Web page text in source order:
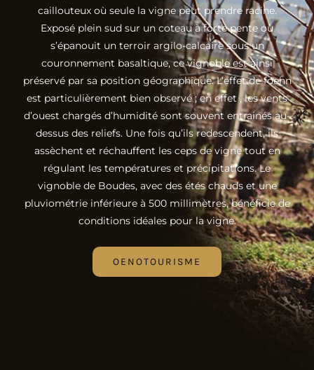
caillouteux où seule la vigne peut prendre racine.
Exposé plein sud sur un coteau à forte pente où
s’épanouit un terroir argilo-calcaire sous un
couronnement basaltique, ce vignoble est ainsi
préservé par sa position géographique. L’effet de foehn
est particulièrement bien observé ; en effet , les vents
d’ouest chargés d’humidité sont souvent entrainés au-
dessus des reliefs. Une fois qu’ils redescendent, ils
assèchent et réchauffent les ceps de vigne tout en
régulant les températures et précipitations. Le
vignoble de Boudes, avec des étés chauds et une
pluviométrie inférieure à 500 millimètres, bénéficie de
conditions idéales pour la vigne.
OENOTOURISME